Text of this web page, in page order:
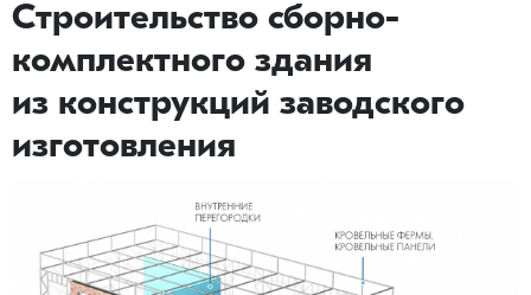
Строительство сборно-
комплектного здания
из конструкций заводского
изготовления